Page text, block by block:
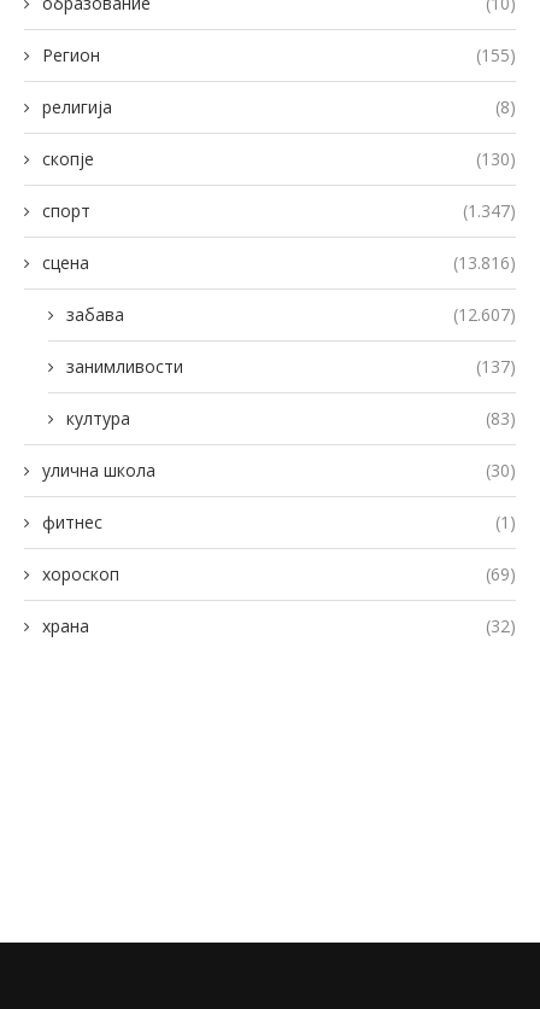
Регион (155)
религија (8)
скопје (130)
спорт (1.347)
сцена (13.816)
забава (12.607)
занимливости (137)
култура (83)
улична школа (30)
фитнес (1)
хороскоп (69)
храна (32)